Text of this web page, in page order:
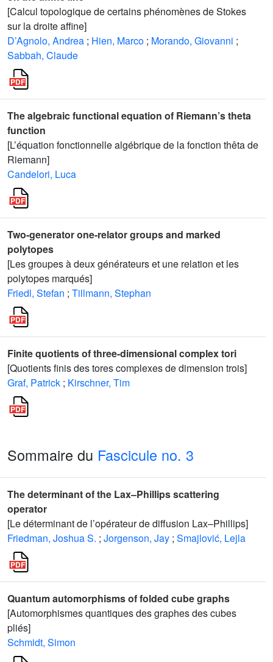
[Calcul topologique de certains phénomènes de Stokes
sur la droite affine]
D’Agnolo, Andrea ; Hien, Marco ; Morando, Giovanni ;
Sabbah, Claude
The algebraic functional equation of Riemann’s theta
function
[L’équation fonctionnelle algébrique de la fonction thêta de
Riemann]
Candelori, Luca
Two-generator one-relator groups and marked
polytopes
[Les groupes à deux générateurs et une relation et les
polytopes marqués]
Friedl, Stefan ; Tillmann, Stephan
Finite quotients of three-dimensional complex tori
[Quotients finis des tores complexes de dimension trois]
Graf, Patrick ; Kirschner, Tim
Sommaire du Fascicule no. 3
The determinant of the Lax–Phillips scattering
operator
[Le déterminant de l’opérateur de diffusion Lax–Phillips]
Friedman, Joshua S. ; Jorgenson, Jay ; Smajlović, Lejla
Quantum automorphisms of folded cube graphs
[Automorphismes quantiques des graphes des cubes
pliés]
Schmidt, Simon